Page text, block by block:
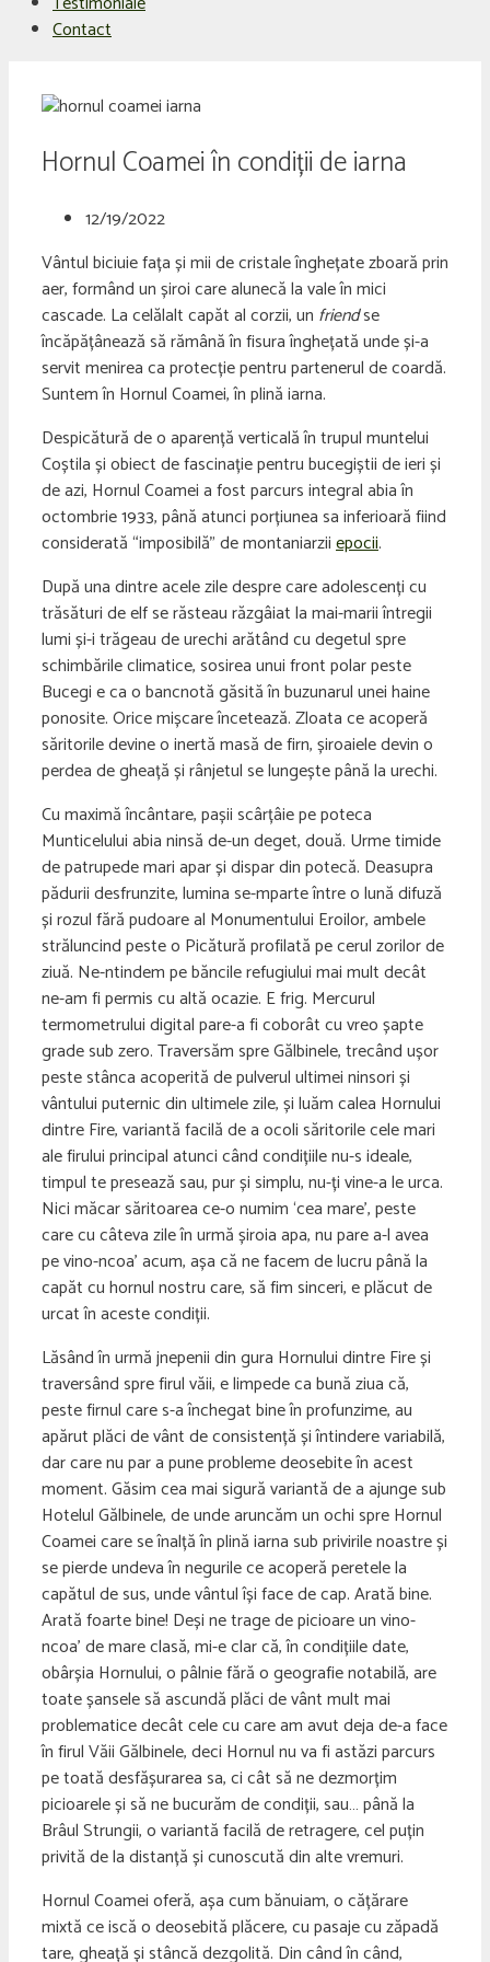
Contact
Hornul Coamei în condiții de iarna
12/19/2022
Vântul biciuie fața și mii de cristale înghețate zboară prin
aer, formând un șiroi care alunecă la vale în mici
cascade. La celălalt capăt al corzii, un friendse
încăpățânează să rămână în fisura înghețată unde și-a
servit menirea ca protecție pentru partenerul de coardă.
Suntem în Hornul Coamei, în plină iarna.
Despicătură de o aparență verticală în trupul muntelui
Coștila și obiect de fascinație pentru bucegiștii de ieri și
de azi, Hornul Coamei a fost parcurs integral abia în
octombrie 1933, până atunci porțiunea sa inferioară fiind
considerată “imposibilă” de montaniarziiepocii.
După una dintre acele zile despre care adolescenți cu
trăsături de elf se răsteau răzgâiat la mai-marii întregii
lumi și-i trăgeau de urechi arătând cu degetul spre
schimbările climatice, sosirea unui front polar peste
Bucegi e ca o bancnotă găsită în buzunarul unei haine
ponosite. Orice mișcare încetează. Zloata ce acoperă
săritorile devine o inertă masă de firn, șiroaiele devin o
perdea de gheață și rânjetul se lungește până la urechi.
Cu maximă încântare, pașii scârțâie pe poteca
Munticelului abia ninsă de-un deget, două. Urme timide
de patrupede mari apar și dispar din potecă. Deasupra
pădurii desfrunzite, lumina se-mparte între o lună difuză
și rozul fără pudoare al Monumentului Eroilor, ambele
străluncind peste o Picătură profilată pe cerul zorilor de
ziuă. Ne-ntindem pe băncile refugiului mai mult decât
ne-am fi permis cu altă ocazie. E frig. Mercurul
termometrului digital pare-a fi coborât cu vreo șapte
grade sub zero. Traversăm spre Gălbinele, trecând ușor
peste stânca acoperită de pulverul ultimei ninsori și
vântului puternic din ultimele zile, și luăm calea Hornului
dintre Fire, variantă facilă de a ocoli săritorile cele mari
ale firului principal atunci când condițiile nu-s ideale,
timpul te presează sau, pur și simplu, nu-ți vine-a le urca.
Nici măcar săritoarea ce-o numim ‘cea mare’, peste
care cu câteva zile în urmă șiroia apa, nu pare a-l avea
pe vino-ncoa’ acum, așa că ne facem de lucru până la
capăt cu hornul nostru care, să fim sinceri, e plăcut de
urcat în aceste condiții.
Lăsând în urmă jnepenii din gura Hornului dintre Fire și
traversând spre firul văii, e limpede ca bună ziua că,
peste firnul care s-a închegat bine în profunzime, au
apărut plăci de vânt de consistență și întindere variabilă,
dar care nu par a pune probleme deosebite în acest
moment. Găsim cea mai sigură variantă de a ajunge sub
Hotelul Gălbinele, de unde aruncăm un ochi spre Hornul
Coamei care se înalță în plină iarna sub privirile noastre și
se pierde undeva în negurile ce acoperă peretele la
capătul de sus, unde vântul își face de cap. Arată bine.
Arată foarte bine! Deși ne trage de picioare un vino-
ncoa’ de mare clasă, mi-e clar că, în condițiile date,
obârșia Hornului, o pâlnie fără o geografie notabilă, are
toate șansele să ascundă plăci de vânt mult mai
problematice decât cele cu care am avut deja de-a face
în firul Văii Gălbinele, deci Hornul nu va fi astăzi parcurs
pe toată desfășurarea sa, ci cât să ne dezmorțim
picioarele și să ne bucurăm de condiții, sau… până la
Brâul Strungii, o variantă facilă de retragere, cel puțin
privită de la distanță și cunoscută din alte vremuri.
Hornul Coamei oferă, așa cum bănuiam, o cățărare
mixtă ce iscă o deosebită plăcere, cu pasaje cu zăpadă
tare, gheață și stâncă dezgolită. Din când în când,